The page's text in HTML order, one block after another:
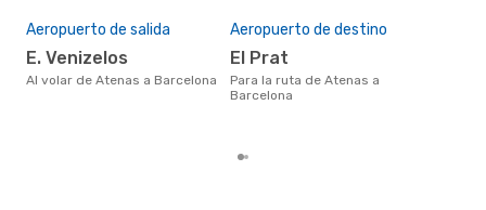
Aeropuerto de salida
E. Venizelos
Al volar de Atenas a Barcelona
Aeropuerto de destino
El Prat
Para la ruta de Atenas a
Barcelona